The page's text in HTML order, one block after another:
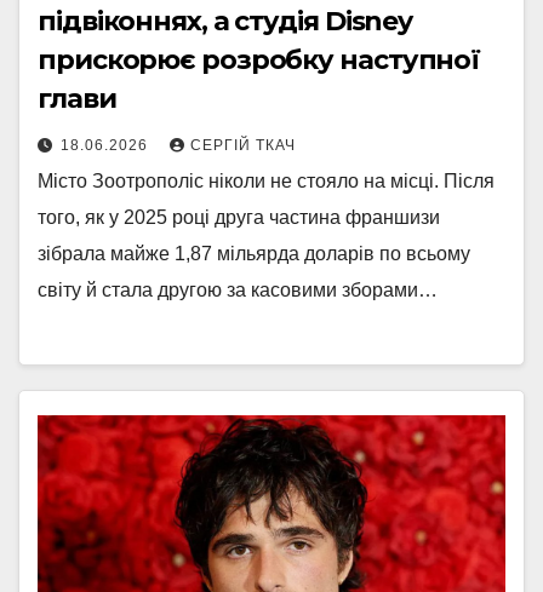
підвіконнях, а студія Disney
прискорює розробку наступної
глави
18.06.2026 СЕРГІЙ ТКАЧ
Місто Зоотрополіс ніколи не стояло на місці. Після
того, як у 2025 році друга частина франшизи
зібрала майже 1,87 мільярда доларів по всьому
світу й стала другою за касовими зборами…